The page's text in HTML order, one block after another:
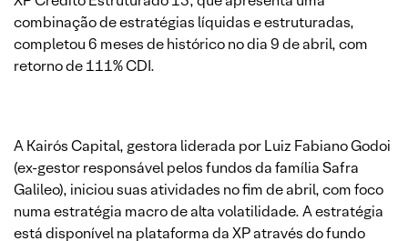
combinação de estratégias líquidas e estruturadas,
completou 6 meses de histórico no dia 9 de abril, com
retorno de 111% CDI.
A Kairós Capital, gestora liderada por Luiz Fabiano Godoi
(ex-gestor responsável pelos fundos da família Safra
Galileo), iniciou suas atividades no fim de abril, com foco
numa estratégia macro de alta volatilidade. A estratégia
está disponível na plataforma da XP através do fundo